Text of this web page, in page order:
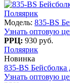
Поляярик
Модель: 835-BS
Узнать оптовую
РРЦ: 930 руб.
Поляярик
Новинка
835-BS Бейсболка
Узнать оптовую